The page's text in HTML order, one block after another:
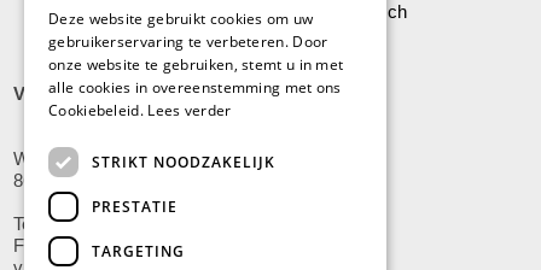
Leveringen aan Stock Vermeersch
VLADSLO
Wijnendalestraat 200
8600 Vladslo - Diksmuide
Tel: +32(0)51/59.10.00
Fax: +32(0)51/58.21.99
Deze website gebruikt cookies om uw
gebruikerservaring te verbeteren. Door
onze website te gebruiken, stemt u in met
alle cookies in overeenstemming met ons
Cookiebeleid. Lees verder
STRIKT NOODZAKELIJK
PRESTATIE
TARGETING